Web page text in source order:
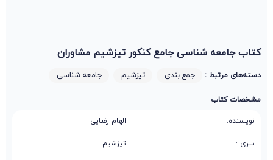
کتاب جامعه شناسی جامع کنکور تیزشیم مشاوران
دسته‌های مرتبط : جمع بندی تیزشیم جامعه شناسی
مشخصات کتاب
نویسنده: الهام رضایی
سری : تیزشیم